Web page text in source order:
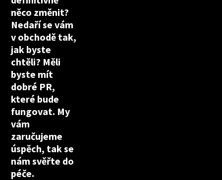
něco změnit?
Nedaří se vám
v obchodě tak,
jak byste
chtěli? Měli
byste mít
dobré PR,
které bude
fungovat. My
vám
zaručujeme
úspěch, tak se
nám svěřte do
péče.